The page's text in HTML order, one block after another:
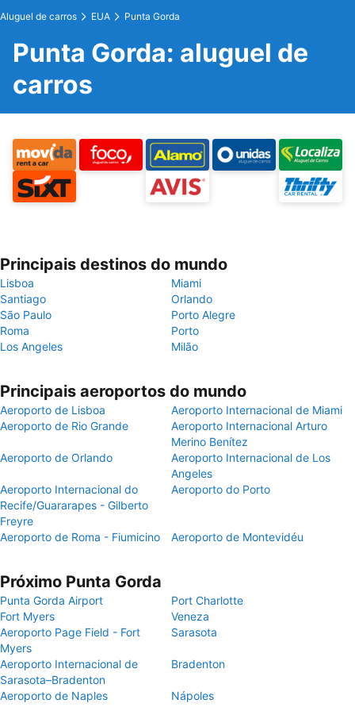
Aluguel de carros EUA Punta Gorda
Punta Gorda: aluguel de
carros
Principais destinos do mundo
Lisboa
Miami
Santiago
Orlando
São Paulo
Porto Alegre
Roma
Porto
Los Angeles
Milão
Principais aeroportos do mundo
Aeroporto de Lisboa
Aeroporto Internacional de Miami
Aeroporto de Rio Grande
Aeroporto Internacional Arturo
Merino Benítez
Aeroporto de Orlando
Aeroporto Internacional de Los
Angeles
Aeroporto Internacional do
Recife/Guararapes - Gilberto
Freyre
Aeroporto do Porto
Aeroporto de Roma - Fiumicino Aeroporto de Montevidéu
Próximo Punta Gorda
Punta Gorda Airport
Port Charlotte
Fort Myers
Veneza
Aeroporto Page Field - Fort
Myers
Sarasota
Aeroporto Internacional de
Sarasota–Bradenton
Bradenton
Aeroporto de Naples Nápoles